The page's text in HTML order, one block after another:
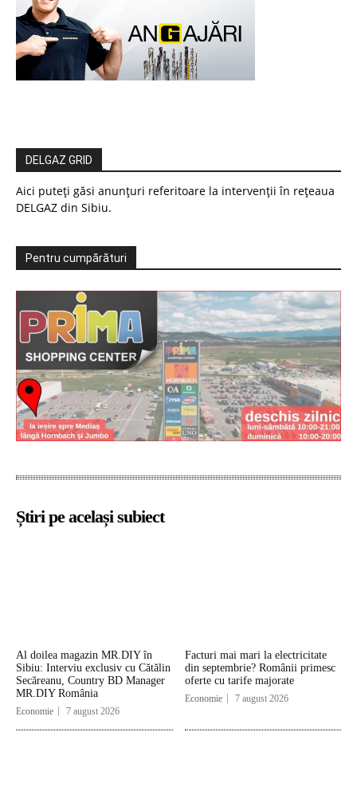
DELGAZ GRID
Aici puteți găsi anunțuri referitoare la intervenții în rețeaua
DELGAZ din Sibiu.
Pentru cumpărături
Știri pe același subiect
Al doilea magazin MR.DIY în
Sibiu: Interviu exclusiv cu Cătălin
Secăreanu, Country BD Manager
MR.DIY România
Economie 7 august 2026
Facturi mai mari la electricitate
din septembrie? Românii primesc
oferte cu tarife majorate
Economie 7 august 2026